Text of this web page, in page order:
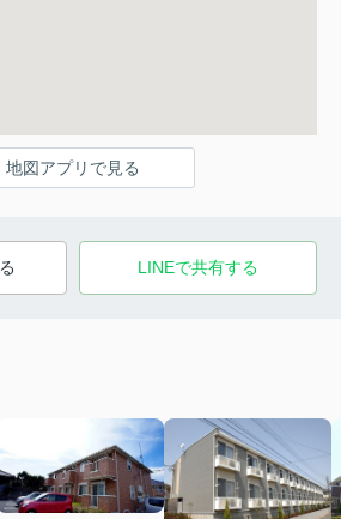
地図アプリで見る
LINEで共有する